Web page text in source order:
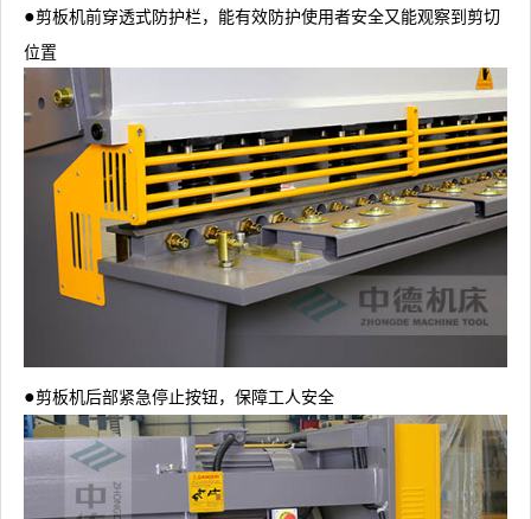
●剪板机前穿透式防护栏，能有效防护使用者安全又能观察到剪切
位置
●剪板机后部紧急停止按钮，保障工人安全